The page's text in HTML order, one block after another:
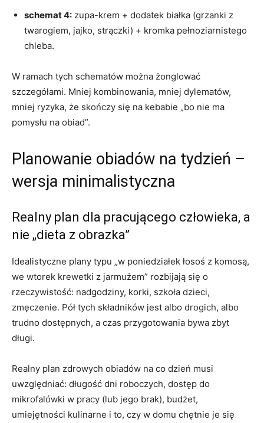
schemat 4: zupa-krem + dodatek białka (grzanki z
twarogiem, jajko, strączki) + kromka pełnoziarnistego
chleba.
W ramach tych schematów można żonglować
szczegółami. Mniej kombinowania, mniej dylematów,
mniej ryzyka, że skończy się na kebabie „bo nie ma
pomysłu na obiad”.
Planowanie obiadów na tydzień –
wersja minimalistyczna
Realny plan dla pracującego człowieka, a
nie „dieta z obrazka”
Idealistyczne plany typu „w poniedziałek łosoś z komosą,
we wtorek krewetki z jarmużem” rozbijają się o
rzeczywistość: nadgodziny, korki, szkoła dzieci,
zmęczenie. Pół tych składników jest albo drogich, albo
trudno dostępnych, a czas przygotowania bywa zbyt
długi.
Realny plan zdrowych obiadów na co dzień musi
uwzględniać: długość dni roboczych, dostęp do
mikrofalówki w pracy (lub jego brak), budżet,
umiejętności kulinarne i to, czy w domu chętnie je się